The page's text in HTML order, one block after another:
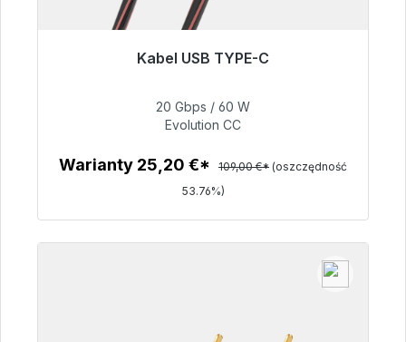
Kabel USB TYPE-C
dostawy 48h*
Szczegóły
20 Gbps / 60 W
Evolution CC
Warianty 25,20 €* 109,00 €* (oszczędność
53.76%)